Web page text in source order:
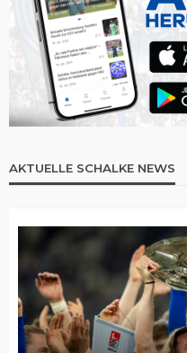
AKTUELLE SCHALKE NEWS